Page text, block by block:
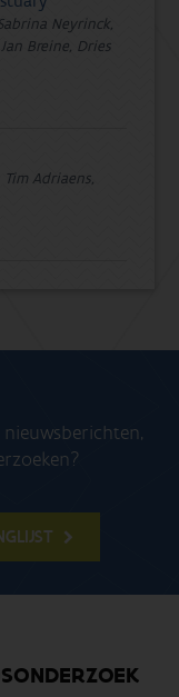
Neyrinck,
Breine, Dries
Adriaens,